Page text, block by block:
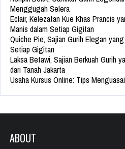
Menggugah Selera
Eclair, Kelezatan Kue Khas Prancis
Manis dalam Setiap Gigitan
Quiche Pie, Sajian Gurih Elegan
Setiap Gigitan
Laksa Betawi, Sajian Berkuah Gurih
dari Tanah Jakarta
Usaha Kursus Online: Tips
ABOUT